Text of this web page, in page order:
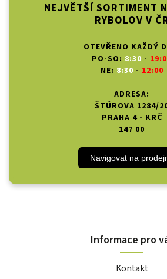
NEJVĚTŠÍ SORTIMENT
RYBOLOV V
OTEVŘENO KAŽDÝ
PO-SO: 8:30 -
NE: 8:30 - 12:00
ADRESA:
ŠTÚROVA 1284/
PRAHA 4 - KRČ
147 00
Navigovat na
Informace pro
Kontakt